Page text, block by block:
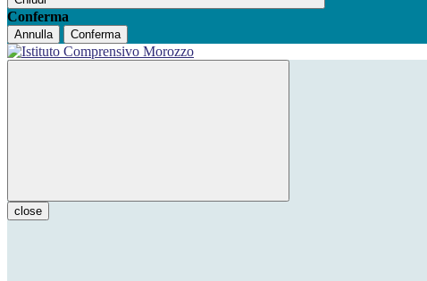
Conferma
Annulla Conferma
close